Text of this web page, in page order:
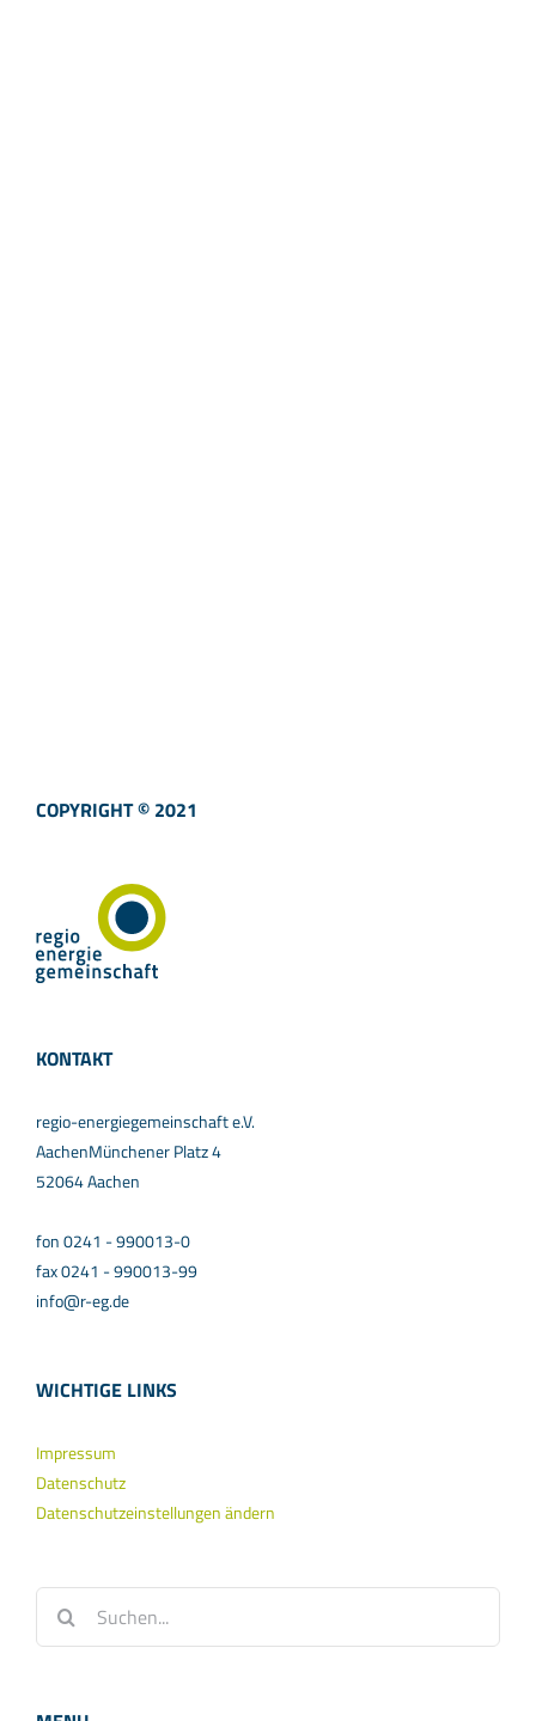
COPYRIGHT © 2021
KONTAKT
regio-energiegemeinschaft e.V.
AachenMünchener Platz 4
52064 Aachen
fon 0241 - 990013-0
fax 0241 - 990013-99
info@r-eg.de
WICHTIGE LINKS
Impressum
Datenschutz
Datenschutzeinstellungen ändern
nach: